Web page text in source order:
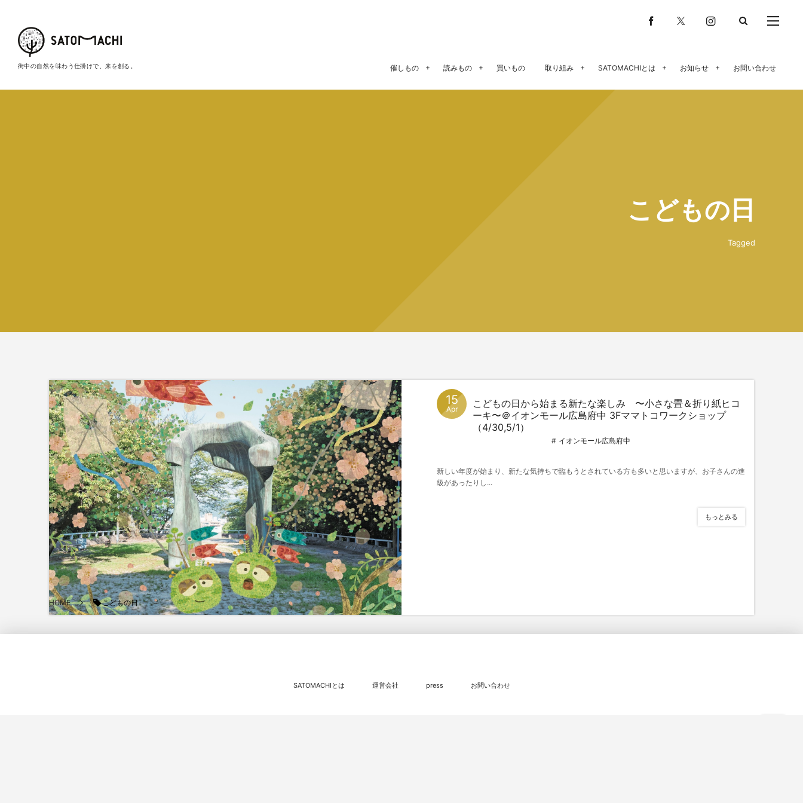
街中の自然を味わう仕掛けで、来を創る。 催しもの 読みもの 買いもの 取り組み SATOMACHIとは お知らせ お問い合わせ
こどもの日
Tagged
15
Apr
こどもの日から始まる新たな楽しみ 〜小さな畳＆折り紙ヒコ
ーキ〜＠イオンモール広島府中 3Fママトコワークショップ
（4/30,5/1）
イオンモール広島府中
新しい年度が始まり、新たな気持ちで臨もうとされている方も多いと思いますが、お子さんの進
級があったりし...
もっとみる
HOME こどもの日
SATOMACHIとは 運営会社 press お問い合わせ